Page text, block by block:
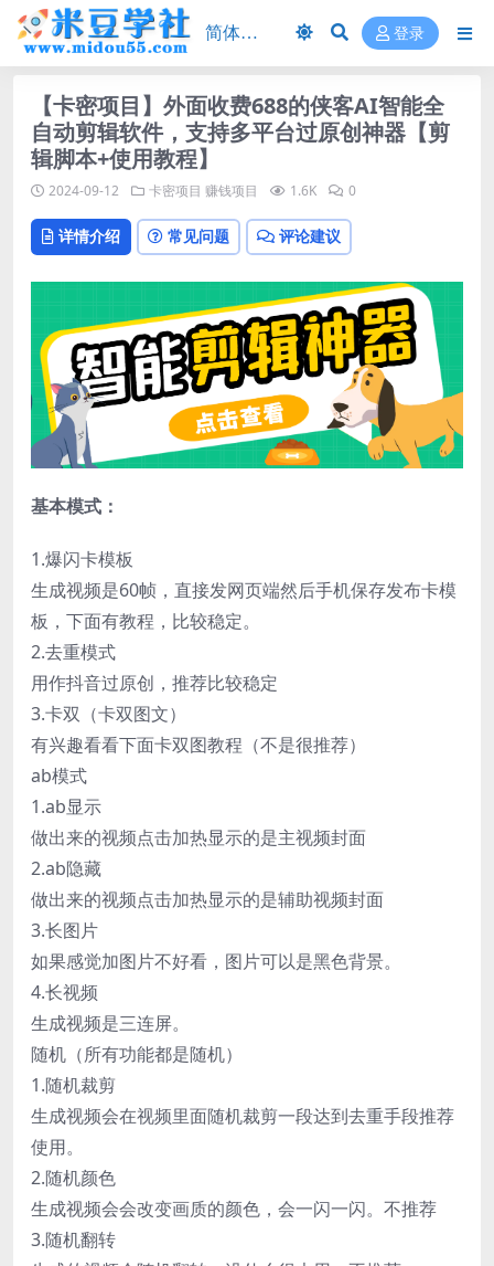
登录
【卡密项目】外面收费688的侠客AI智能全
自动剪辑软件，支持多平台过原创神器【剪
辑脚本+使用教程】
2024-09-12 卡密项目 赚钱项目 1.6K 0
详情介绍 常见问题 评论建议
基本模式：
1.爆闪卡模板
生成视频是60帧，直接发网页端然后手机保存发布卡模
板，下面有教程，比较稳定。
2.去重模式
用作抖音过原创，推荐比较稳定
3.卡双（卡双图文）
有兴趣看看下面卡双图教程（不是很推荐）
ab模式
1.ab显示
做出来的视频点击加热显示的是主视频封面
2.ab隐藏
做出来的视频点击加热显示的是辅助视频封面
3.长图片
如果感觉加图片不好看，图片可以是黑色背景。
4.长视频
生成视频是三连屏。
随机（所有功能都是随机）
1.随机裁剪
生成视频会在视频里面随机裁剪一段达到去重手段推荐
使用。
2.随机颜色
生成视频会会改变画质的颜色，会一闪一闪。不推荐
3.随机翻转